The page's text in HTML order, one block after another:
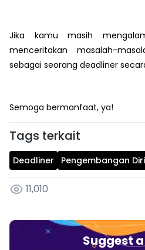
Jika kamu masih
menceritakan masalah-
sebagai seorang deadliner
Semoga bermanfaat, ya!
Tags terkait
Deadliner Pengembangan Diri
11,010
Suggest